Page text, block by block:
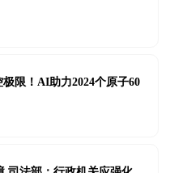
限！AI助力2024个原子60